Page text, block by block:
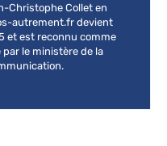
Christophe Collet en
autrement.fr devient
et est reconnu comme
le ministère de la